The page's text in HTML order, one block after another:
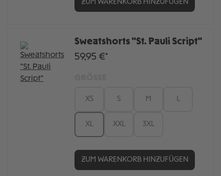
ZUM WARENKORB HINZUFÜGEN
Sweatshorts "St. Pauli Script"
59,95 €*
XS S M L
XL XXL 3XL
ZUM WARENKORB HINZUFÜGEN